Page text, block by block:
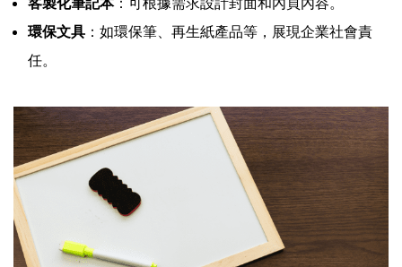
環保文具 ：如環保筆、再生紙產品等，展現企業社會責
任。